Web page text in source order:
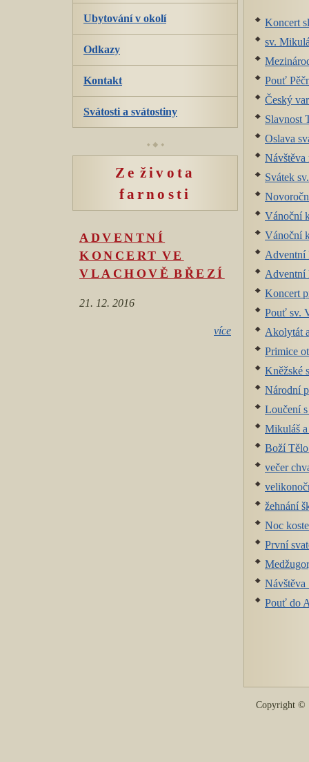
Koncert
sv.
Pouť
Český
Slavnost
Oslava
Návštěva
Svátek
Vánoční
Vánoční
Adventní
Adventní
Koncert
Pouť sv.
Akolytát
Primice
Kněžské
Národní
Loučení s
Mikuláš
Boží
večer
žehnání
Noc
První
Návštěva
Pouť do
Ubytování v okolí
Odkazy
Kontakt
Svátosti a svátostiny
Ze života
farnosti
ADVENTNÍ
KONCERT VE
VLACHOVĚ BŘEZÍ
21. 12. 2016
více
Copyright